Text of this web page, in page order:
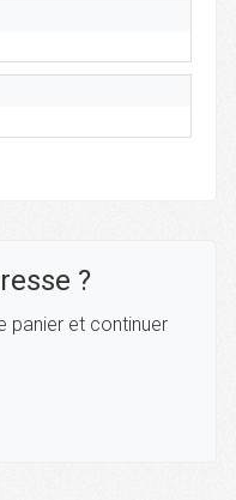
?
panier et continuer